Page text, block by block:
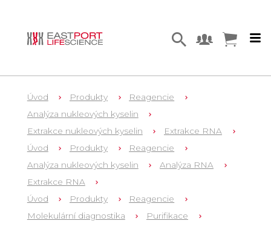
Úvod Produkty
Reagencie
Analýza nukleových kyselin
Extrakce nukleových kyselin
Extrakce RNA
Úvod
Produkty
Reagencie
Analýza nukleových kyselin
Analýza RNA
Extrakce RNA
Úvod
Produkty
Reagencie
Molekulární diagnostika
Purifikace